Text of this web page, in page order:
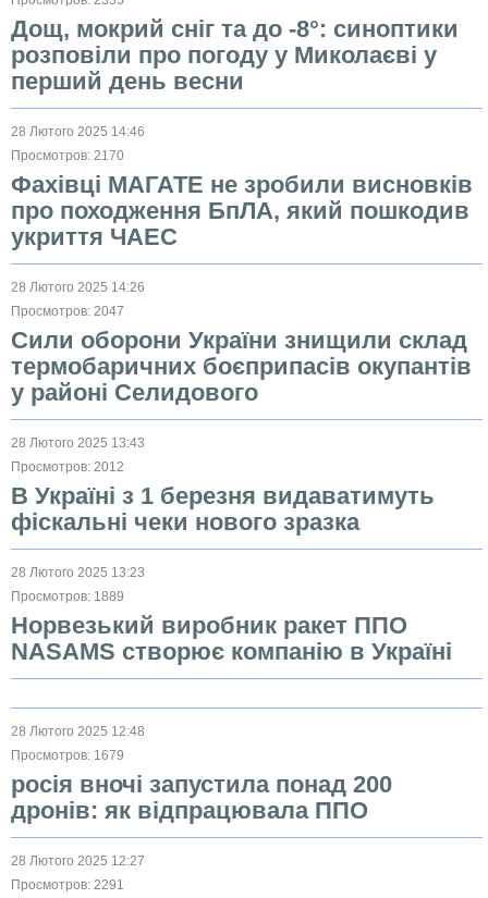
Дощ, мокрий сніг та до -8°: синоптики
розповіли про погоду у Миколаєві у
перший день весни
28 Лютого 2025 14:46
Просмотров: 2170
Фахівці МАГАТЕ не зробили висновків
про походження БпЛА, який пошкодив
укриття ЧАЕС
28 Лютого 2025 14:26
Просмотров: 2047
Сили оборони України знищили склад
термобаричних боєприпасів окупантів
у районі Селидового
28 Лютого 2025 13:43
Просмотров: 2012
В Україні з 1 березня видаватимуть
фіскальні чеки нового зразка
28 Лютого 2025 13:23
Просмотров: 1889
Норвезький виробник ракет ППО
NASAMS створює компанію в Україні
28 Лютого 2025 12:48
Просмотров: 1679
росія вночі запустила понад 200
дронів: як відпрацювала ППО
28 Лютого 2025 12:27
Просмотров: 2291